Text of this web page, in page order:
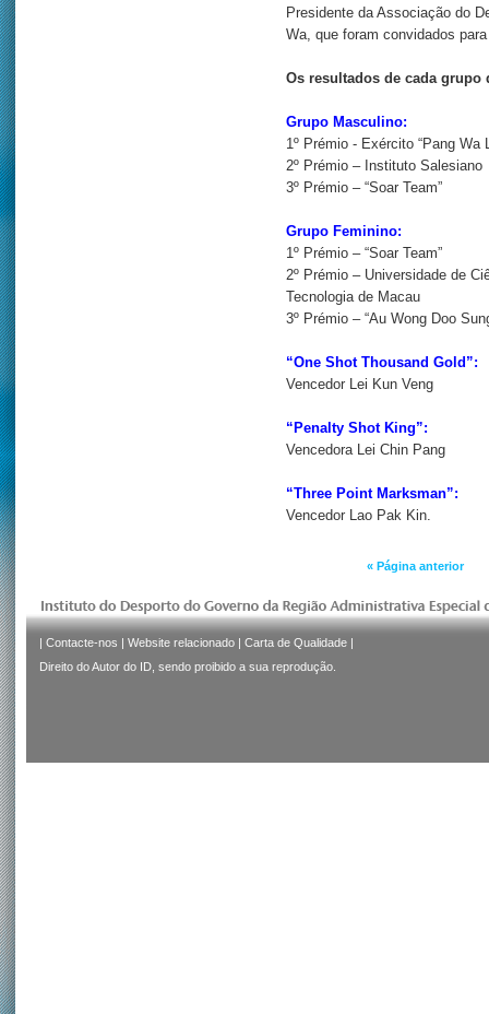
Presidente da Associação do
Wa, que foram convidados
Os resultados de cada grupo
Grupo Masculino:
1º Prémio - Exército “Pang Wa
2º Prémio – Instituto Salesiano
3º Prémio – “Soar Team”
Grupo Feminino:
1º Prémio – “Soar Team”
2º Prémio – Universidade de
Tecnologia de Macau
3º Prémio – “Au Wong Doo
“One Shot Thousand Gold”:
Vencedor Lei Kun Veng
“Penalty Shot King”:
Vencedora Lei Chin Pang
“Three Point Marksman”:
Vencedor Lao Pak Kin.
« Página anterior
| Contacte-nos | Website relacionado | Carta de Qualidade |
Direito do Autor do ID, sendo proibido a sua reprodução.